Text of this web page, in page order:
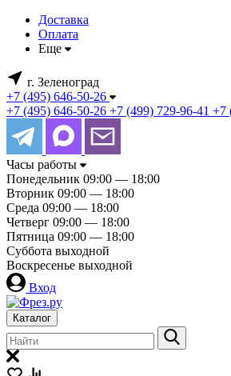
Доставка
Оплата
Еще
г. Зеленоград
+7 (495) 646-50-26
+7 (495) 646-50-26 +7 (499) 729-96-41 +7
Часы работы
Понедельник 09:00 — 18:00
Вторник 09:00 — 18:00
Среда 09:00 — 18:00
Четверг 09:00 — 18:00
Пятница 09:00 — 18:00
Суббота выходной
Воскресенье выходной
Вход
Каталог